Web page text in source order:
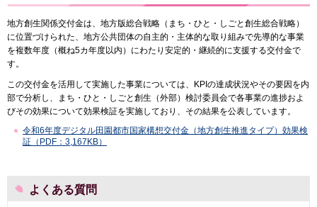
地方創生関係交付金は、地方版総合戦略（まち・ひと・しごと創生総合戦略）
に位置づけられた、地方公共団体の自主的・主体的な取り組みで先導的な事業
を複数年度（概ね5カ年度以内）にわたり安定的・継続的に支援する交付金で
す。
この交付金を活用して実施した事業については、KPIの達成状況やその要因を内
部で分析し、まち・ひと・しごと創生（外部）検討委員会で各事業の進捗およ
びその効果について効果検証を実施しており、その結果を公表しています。
令和6年度デジタル田園都市国家構想交付金（地方創生推進タイプ）効果検
証（PDF：3,167KB）
よくある質問